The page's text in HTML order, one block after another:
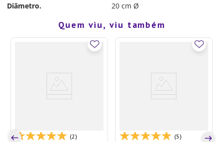
Diâmetro.
20 cm Ø
Quem viu, viu também
(2) (5)